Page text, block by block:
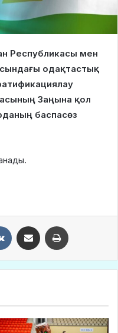
Республикасы мен
одақтастық
Заңына қол
баспасөз